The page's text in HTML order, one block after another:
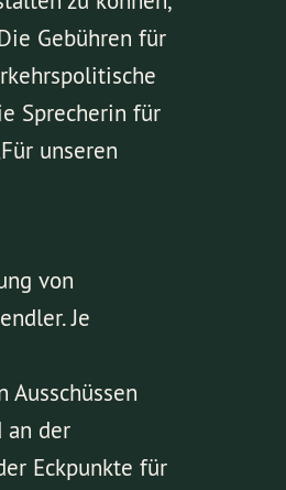
Gebühren für
Sprecherin für
unseren
von
Je
an der
Eckpunkte für